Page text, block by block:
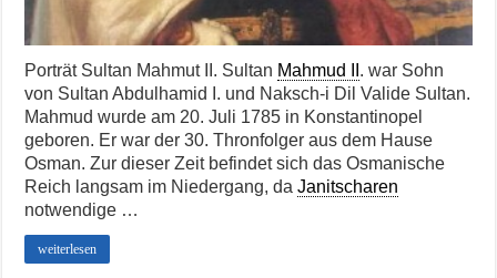
Porträt Sultan Mahmut II. Sultan Mahmud II . war Sohn
von Sultan Abdulhamid I. und Naksch-i Dil Valide Sultan.
Mahmud wurde am 20. Juli 1785 in Konstantinopel
geboren. Er war der 30. Thronfolger aus dem Hause
Osman. Zur dieser Zeit befindet sich das Osmanische
Reich langsam im Niedergang, daJanitscharen
notwendige …
weiterlesen